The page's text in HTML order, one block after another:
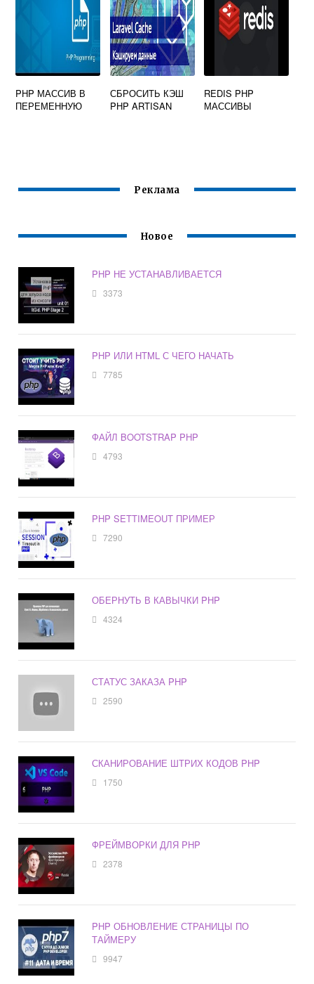
PHP МАССИВ В
ПЕРЕМЕННУЮ
СБРОСИТЬ КЭШ
PHP ARTISAN
REDIS PHP
МАССИВЫ
Реклама
Новое
PHP НЕ УСТАНАВЛИВАЕТСЯ
3373
PHP ИЛИ HTML С ЧЕГО НАЧАТЬ
7785
ФАЙЛ BOOTSTRAP PHP
4793
PHP SETTIMEOUT ПРИМЕР
7290
ОБЕРНУТЬ В КАВЫЧКИ PHP
4324
СТАТУС ЗАКАЗА PHP
2590
СКАНИРОВАНИЕ ШТРИХ КОДОВ PHP
1750
ФРЕЙМВОРКИ ДЛЯ PHP
2378
PHP ОБНОВЛЕНИЕ СТРАНИЦЫ ПО
ТАЙМЕРУ
9947